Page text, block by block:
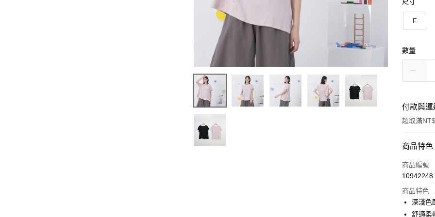
F
數量
付款與
超取滿
付款方式
信用卡一
3 期 0
合作金
6 期 0
商品特色
商品編號
10942248
商品特色
深淺色
舒適柔